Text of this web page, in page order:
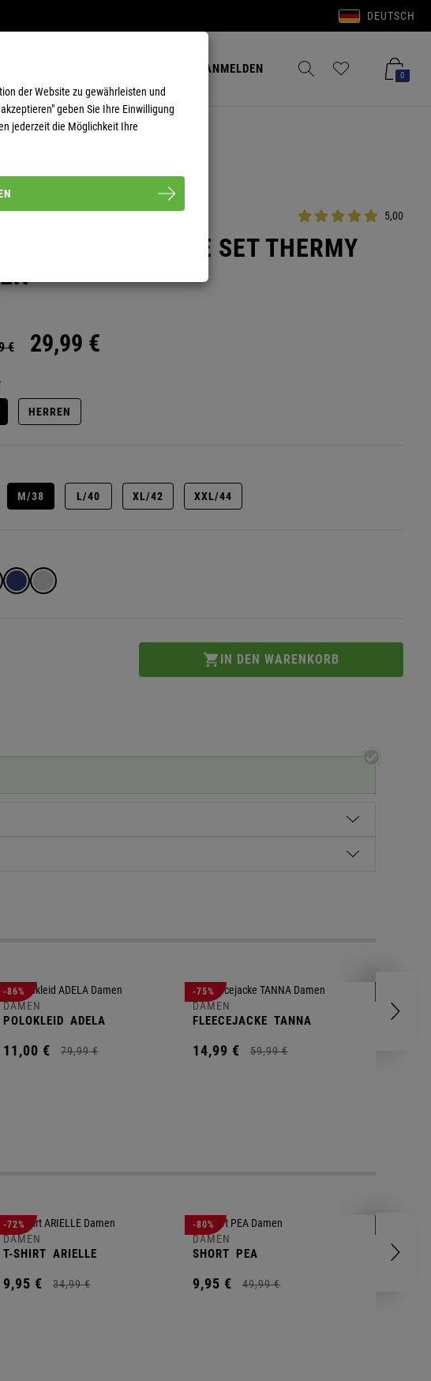
DEUTSCH
AnmeldenANMELDEN Merkzettel aufklappenWarenkorb
0
30000225 5,00
SET THERMY
€ 29,99 €
HERREN
M/38 L/40 XL/42 XXL/44
-86%
DAMEN
POLOKLEID ADELA
11,00 € 79,99 €
-75%
DAMEN
FLEECEJACKE TANNA
14,99 € 59,99 €
-72%
DAMEN
T-SHIRT ARIELLE
9,95 € 34,99 €
-80%
DAMEN
SHORT PEA
9,95 € 49,99 €
der Website zu gewährleisten und
geben Sie Ihre Einwilligung
jederzeit die Möglichkeit Ihre